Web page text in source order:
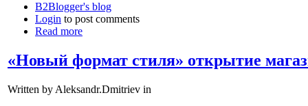
B2Blogger's blog
Login to post comments
Read more
«Новый формат стиля» открытие
Written by Aleksandr.Dmitriev in